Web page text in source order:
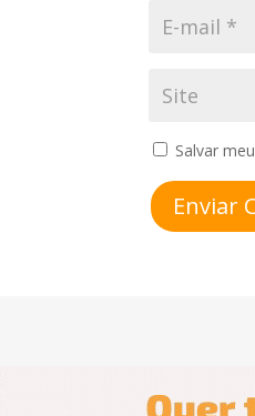
Salvar
Enviar